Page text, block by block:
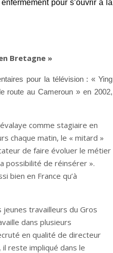
pour s’ouvrir à la
Bretagne »
pour la télévision : « Ying
route au Cameroun » en 2002,
comme stagiaire en
chaque matin, le « mitard »
de faire évoluer le métier
possibilité de réinsérer ».
bien en France qu’à
travailleurs du Gros
dans plusieurs
en qualité de directeur
reste impliqué dans le